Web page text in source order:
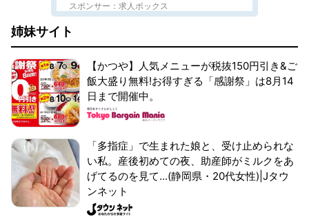
スポンサー：求人ボックス
姉妹サイト
【かつや】人気メニューが税抜150円引き&ご
飯大盛り無料!お得すぎる「感謝祭」は8月14
日まで開催中。
「多指症」で生まれた娘と、受け止められな
い私。産後初めての夜、助産師がミルクをあ
げてるのを見て...(静岡県・20代女性)|Jタウ
ンネット